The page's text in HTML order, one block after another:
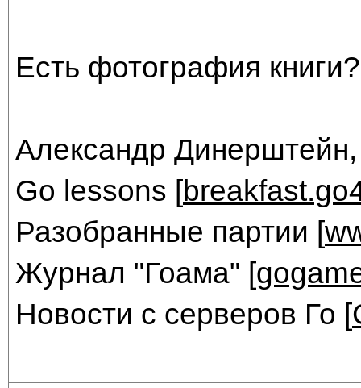
Есть фотография книги?
Александр Динерштейн,
Go lessons [
Разобранные партии [
Журнал "Гоама" [
Новости с серверов Го [